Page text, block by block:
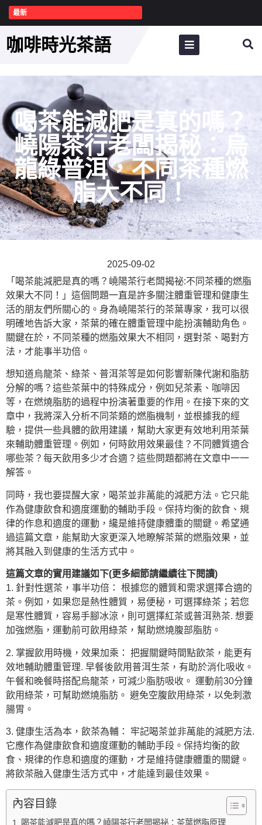
最新
咖啡時光茶語
喝茶能減肥是真的嗎？
嶢陽茶行老闆揭秘：烏
龍綠普洱，不同茶種燃
脂大不同！
2025-09-02
「喝茶能減肥是真的嗎？嶢陽茶行老闆揭祕:不同茶種的燃脂
效果大不同！」這個問題一直是許多關注體重管理和健康生
活的朋友們所關心的。身為嶢陽茶行的茶葉專家，我可以很
明確地告訴大家，茶葉的確在體重管理中能扮演輔助角色。
關鍵在於，不同茶種的燃脂效果大不相同，選對茶、喝對方
法，才能事半功倍。
想知道烏龍茶、綠茶、普洱茶等是如何影響新陳代謝和脂肪
分解的嗎？這些茶葉中的特殊成分，例如兒茶素、咖啡因
等，在燃燒脂肪的過程中扮演著重要的作用。在接下來的文
章中，我將深入分析不同茶類的燃脂機制，並根據我的經
驗，提供一些具體的飲用建議，幫助大家更有效地利用茶葉
來輔助體重管理。例如，何時飲用效果最佳？不同體質適合
哪些茶？每天飲用多少才合適？這些問題都將在文章中一一
解答。
同時，我也要提醒大家，喝茶並非萬能的減肥方法。它只能
作為健康飲食和適度運動的輔助手段。保持均衡的飲食、規
律的作息和適度的運動，纔是維持健康體重的關鍵。希望通
過這篇文章，能幫助大家更深入地瞭解茶葉的燃脂效果，並
將其融入到健康的生活方式中。
這篇文章的實用建議如下(更多細節請繼續往下閱讀)
1. 針對性選茶，事半功倍： 根據您的體質和需求選擇合適的
茶。例如，如果您是熱性體質，易便秘，可選擇綠茶；若您
是寒性體質，容易手腳冰涼，則可選擇紅茶或普洱熟茶. 想要
加強燃脂，運動前可飲用綠茶，幫助燃燒腹部脂肪。
2. 掌握飲用時機，效果加乘： 把握關鍵時間點飲茶，能更有
效地輔助體重管理. 早餐後飲用普洱生茶，有助於消化吸收。
午餐和晚餐時搭配烏龍茶，可減少脂肪吸收。 運動前30分鐘
飲用綠茶，可幫助燃燒脂肪。 避免空腹飲用綠茶，以免刺激
腸胃。
3. 健康生活為本，飲茶為輔： 牢記喝茶並非萬能的減肥方法.
它應作為健康飲食和適度運動的輔助手段。保持均衡的飲
食、規律的作息和適度的運動，才是維持健康體重的關鍵。
將飲茶融入健康生活方式中，才能達到最佳效果。
內容目錄
喝茶能減肥是真的嗎？嶢陽茶行老闆揭祕：茶葉燃脂原理